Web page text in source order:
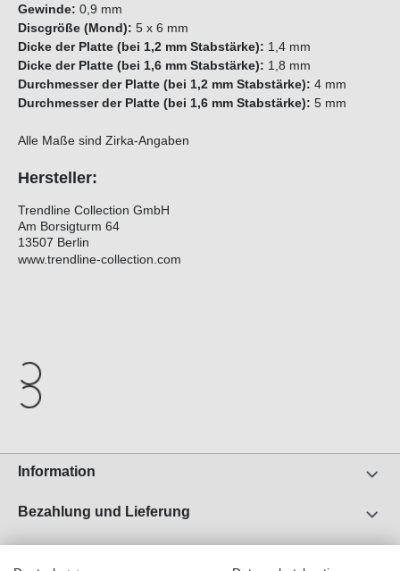
Gewinde: 0,9 mm
Discgröße (Mond): 5 x 6 mm
Dicke der Platte (bei 1,2 mm Stabstärke): 1,4 mm
Dicke der Platte (bei 1,6 mm Stabstärke): 1,8 mm
Durchmesser der Platte (bei 1,2 mm Stabstärke): 4 mm
Durchmesser der Platte (bei 1,6 mm Stabstärke): 5 mm
Alle Maße sind Zirka-Angaben
Hersteller:
Trendline Collection GmbH
Am Borsigturm 64
13507 Berlin
www.trendline-collection.com
Information
Bezahlung und Lieferung